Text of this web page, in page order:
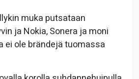
muka putsataan
ja Nokia, Sonera ja moni
ei ole brändejä tuomassa